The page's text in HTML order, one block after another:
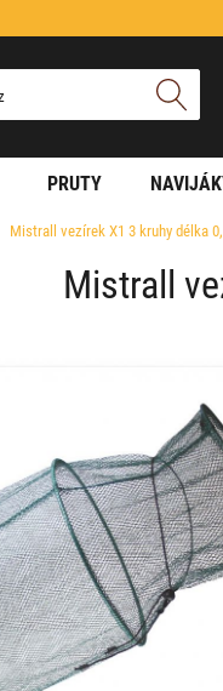
PRUTY
Mistrall vezírek X1 3 kruhy délka
Mistrall